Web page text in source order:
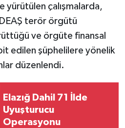
yürütülen çalışmalarda,
terör örgütü
ve örgüte finansal
edilen şüphelilere yönelik
düzenlendi.
Elazığ Dahil 71 İlde
Uyuşturucu
Operasyonu